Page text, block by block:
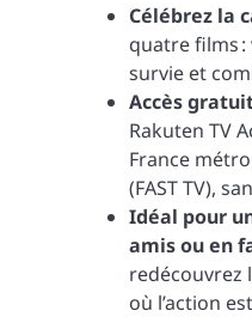
Célébrez la
quatre films
survie et
Accès
Rakuten TV
France
(FAST TV),
Idéal pour
amis ou en
redécouvrez
où l’action